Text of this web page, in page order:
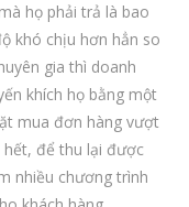
họ phải trả là bao
khó chịu hơn hẳn so
gia thì doanh
khích họ bằng một
mua đơn hàng vượt
để thu lại được
nhiều chương trình